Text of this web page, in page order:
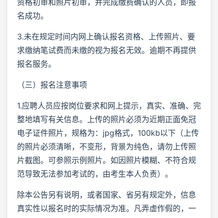
名成功。
3.未在规定时间内网上确认报名资格、上传照片、要
求缴纳笔试费而未缴的视为报名无效。逾期不再提供
报名服务。
（三）报名注意事项
1.应聘人员应按岗位要求和网上提示，真实、准确、完
整地填写有关信息。上传的照片必须为近期正面免冠
电子证件照片，规格为：jpg格式，100kb以下（上传
的照片必须清晰，不变形，背景为纯色，请勿上传照
片截图。可参照示例照片。如因照片模糊、不符合规
范导致无法参加考试的，由考生本人负责）。
除本公告另有说明，或者国家、省另有规定外，信息
真实性以报名时的实际情况为准。凡弄虚作假的，一